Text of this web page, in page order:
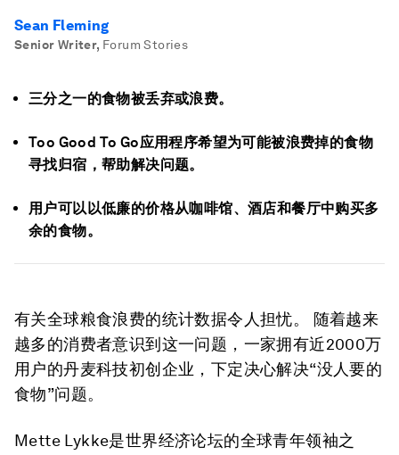
Sean Fleming
Senior Writer, Forum Stories
三分之一的食物被丢弃或浪费。
Too Good To Go应用程序希望为可能被浪费掉的食物
寻找归宿，帮助解决问题。
用户可以以低廉的价格从咖啡馆、酒店和餐厅中购买多
余的食物。
有关全球粮食浪费的统计数据令人担忧。 随着越来
越多的消费者意识到这一问题，一家拥有近2000万
用户的丹麦科技初创企业，下定决心解决“没人要的
食物”问题。
Mette Lykke是世界经济论坛的全球青年领袖之